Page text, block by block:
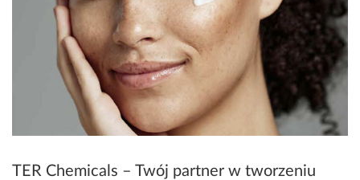
TER Chemicals – Twój partner w tworzeniu